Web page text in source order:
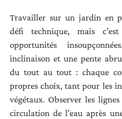
Travailler sur un jardin en
défi technique, mais
opportunités
inclinaison et une pente
du tout au tout : chaque
propres choix, tant pour les
végétaux. Observer les
circulation de l’eau après